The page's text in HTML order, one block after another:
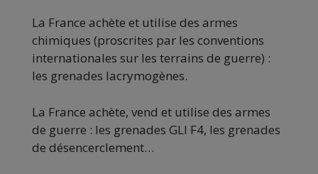
La France achète et utilise des armes
chimiques (proscrites par les conventions
internationales sur les terrains de guerre) :
les grenades lacrymogènes.
La France achète, vend et utilise des armes
de guerre : les grenades GLI F4, les grenades
de désencerclement…